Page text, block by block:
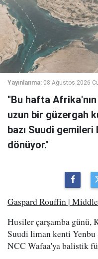
Yayınlanma: 08 Ağustos 2026
"Bu hafta
uzun bir güzergah
bazı Suudi
dönüyor."
Gaspard Rouffin |
Husiler çarşamba günü,
Suudi liman kenti Yenbu
NCC Wafaa'ya balistik